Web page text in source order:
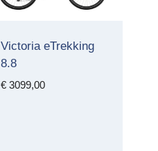
Victoria eTrekking
8.8
€ 3099,00